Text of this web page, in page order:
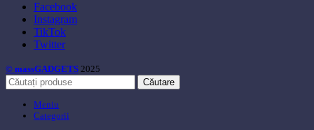
Facebook
Instagram
TikTok
Twitter
© massGADGETS 2025
Căutare
Meniu
Categorii